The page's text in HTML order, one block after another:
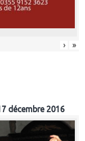
› »
décembre 2016